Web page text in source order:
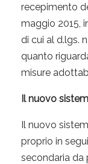
recepimento
maggio 2015,
di cui al d.lgs.
quanto
misure
Il nuovo
Il nuovo
proprio in
secondaria da